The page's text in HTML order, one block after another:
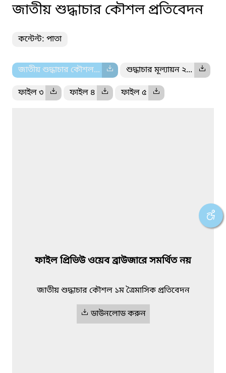
জাতীয় শুদ্ধাচার কৌশল প্রতিবেদন
কন্টেন্ট: পাতা
জাতীয় শুদ্ধাচার কৌশল... শুদ্ধাচার মূল্যায়ন ২...
ফাইল ৩ ফাইল ৪ ফাইল ৫
ফাইল প্রিভিউ ওয়েব ব্রাউজারে সমর্থিত নয়
জাতীয় শুদ্ধাচার কৌশল ১ম ত্রৈমাসিক প্রতিবেদন
ডাউনলোড করুন